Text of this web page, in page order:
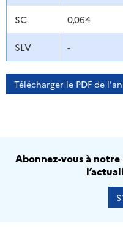
SC 0,064
SLV -
Télécharger le PDF de
Abonnez-vous à